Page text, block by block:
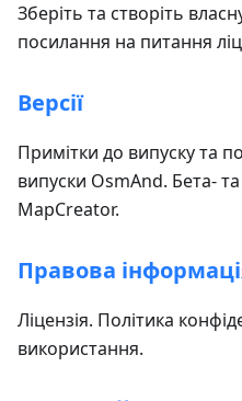
Зберіть та створіть
посилання на питання
Версії
Примітки до випуску та
випуски OsmAnd. Бета-
MapCreator.
Правова
Ліцензія. Політика
використання.